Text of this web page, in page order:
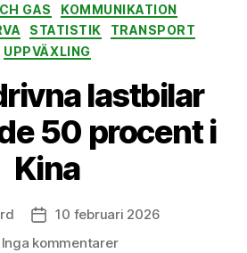
GAS
KOMMUNIKATION
STATISTIK
TRANSPORT
UPPVÄXLING
lastbilar
50 procent i
Kina
Inläggsdatum
10 februari 2026
Inga kommentarertill